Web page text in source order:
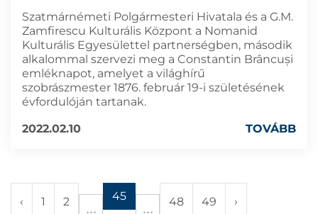
Szatmárnémeti Polgármesteri Hivatala és a G.M.
Zamfirescu Kulturális Központ a Nomanid
Kulturális Egyesülettel partnerségben, második
alkalommal szervezi meg a Constantin Brâncuși
emléknapot, amelyet a világhírű
szobrászmester 1876. február 19-i születésének
évfordulóján tartanak.
2022.02.10
TOVÁBB
‹ 1 2 45 48 49 ›